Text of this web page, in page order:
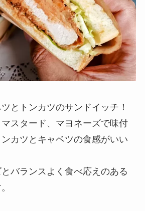
とトンカツのサンドイッチ！
スタード、マヨネーズで味付
カツとキャベツの食感がいい
バランスよく食べ応えのある